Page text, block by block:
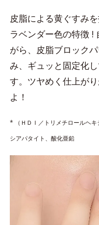
皮脂による黄ぐすみ
ラベンダー色の特徴 !
がら、皮脂ブロック
み、ギュッと固定化
す。ツヤめく仕上が
よ！
* （ＨＤＩ／トリメチロールヘ
シアパタイト、酸化亜鉛